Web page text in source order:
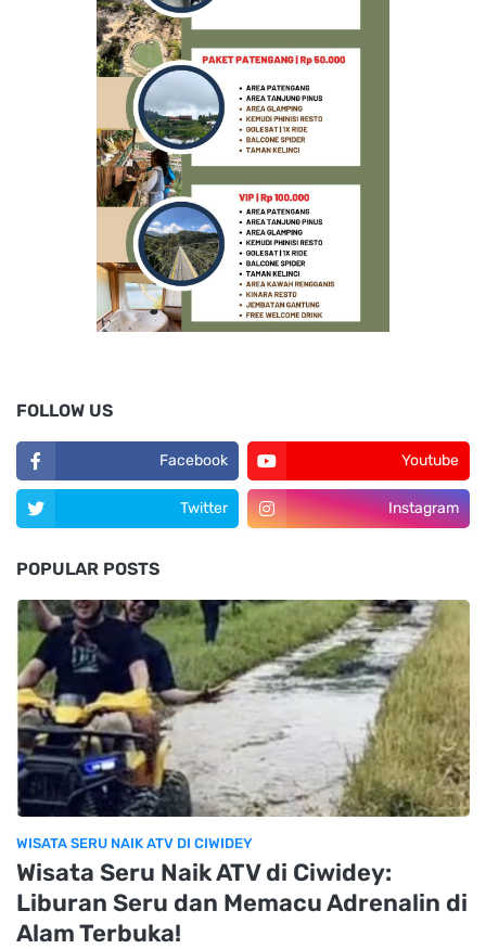
FOLLOW US
Facebook Youtube
Twitter Instagram
POPULAR POSTS
WISATA SERU NAIK ATV DI CIWIDEY
Wisata Seru Naik ATV di Ciwidey:
Liburan Seru dan Memacu Adrenalin di
Alam Terbuka!